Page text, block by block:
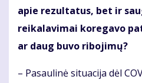
apie re­zul­ta­tus, bet ir
rei­ka­la­vi­mai ko­re­ga­vo
ar daug bu­vo ri­bo­ji­mų?
– Pa­sau­li­nė si­tu­a­ci­ja dėl